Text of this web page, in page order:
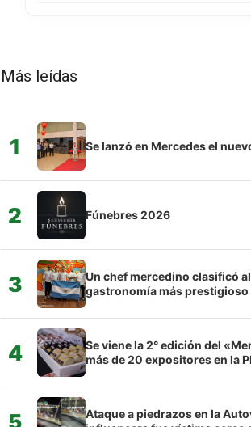
Más leídas
1 Se lanzó en Mercedes el
2 Fúnebres 2026
3
Un chef mercedino clasificó
gastronomía más prestigioso
4
Se viene la 2° edición del
más de 20 expositores en la
5
Ataque a piedrazos en la